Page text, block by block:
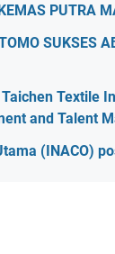
PUTRA
SUKSES
Textile
and Talent
(INACO)